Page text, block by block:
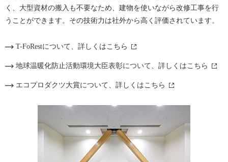
く、大型資材の搬入も不要なため、建物を使いながら改修工事を行
うことができます。その技術力は社外から高く評価されています。
T-FoRestについて、詳しくはこちら
地球温暖化防止活動環境大臣表彰について、詳しくはこちら
エコプロダクツ大賞について、詳しくはこちら